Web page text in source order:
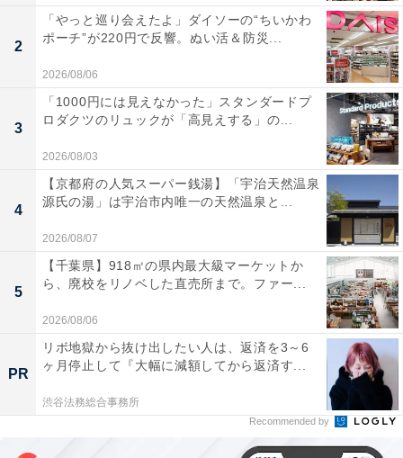
2
「やっと巡り会えたよ」ダイソーの“ちいかわ
ポーチ”が220円で反響。ぬい活＆防災...
2026/08/06
3
「1000円には見えなかった」スタンダードプ
ロダクツのリュックが「高見えする」の...
2026/08/03
4
【京都府の人気スーパー銭湯】「宇治天然温泉
源氏の湯」は宇治市内唯一の天然温泉と...
2026/08/07
5
【千葉県】918㎡の県内最大級マーケットか
ら、廃校をリノベした直売所まで。ファー...
2026/08/06
PR
リボ地獄から抜け出したい人は、返済を3～6
ヶ月停止して『大幅に減額してから返済す...
渋谷法務総合事務所
Recommended by